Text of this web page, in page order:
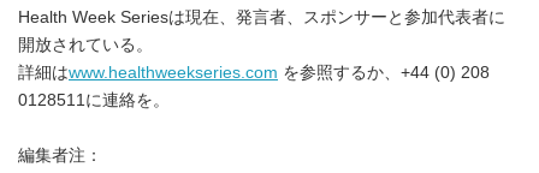
Health Week Seriesは現在、発言者、スポンサーと参加代表者に
開放されている。
詳細はwww.healthweekseries.com を参照するか、+44 (0) 208
0128511に連絡を。
編集者注：